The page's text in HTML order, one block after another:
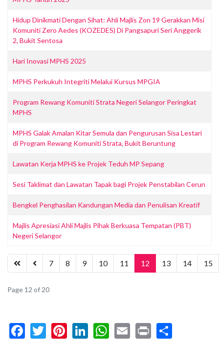
Hidup Dinikmati Dengan Sihat: Ahli Majlis Zon 19 Gerakkan Misi
Komuniti Zero Aedes (KOZEDES) Di Pangsapuri Seri Anggerik
2, Bukit Sentosa
Hari Inovasi MPHS 2025
MPHS Perkukuh Integriti Melalui Kursus MPGIA
Program Rewang Komuniti Strata Negeri Selangor Peringkat
MPHS
MPHS Galak Amalan Kitar Semula dan Pengurusan Sisa Lestari
di Program Rewang Komuniti Strata, Bukit Beruntung
Lawatan Kerja MPHS ke Projek Teduh MP Sepang
Sesi Taklimat dan Lawatan Tapak bagi Projek Penstabilan Cerun
Bengkel Penghasilan Kandungan Media dan Penulisan Kreatif
Majlis Apresiasi Ahli Majlis Pihak Berkuasa Tempatan (PBT)
Negeri Selangor
7 8 9 10 11 12 13 14 15
Page 12 of 20
Facebook
Twitter
Pinterest
LinkedIn
WhatsApp
Email
Print